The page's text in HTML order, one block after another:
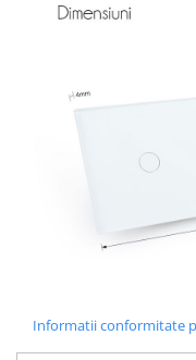
Informatii conformitate